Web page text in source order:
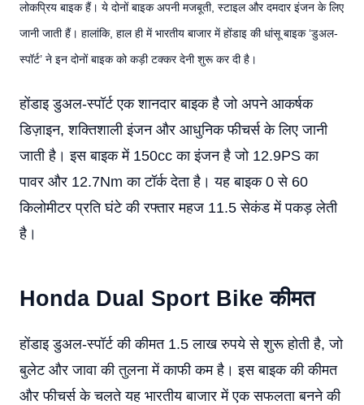
लोकप्रिय बाइक हैं। ये दोनों बाइक अपनी मजबूती, स्टाइल और दमदार इंजन के लिए
जानी जाती हैं। हालांकि, हाल ही में भारतीय बाजार में होंडाइ की धांसू बाइक ‘डुअल-
स्पॉर्ट’ ने इन दोनों बाइक को कड़ी टक्कर देनी शुरू कर दी है।
होंडाइ डुअल-स्पॉर्ट एक शानदार बाइक है जो अपने आकर्षक
डिज़ाइन, शक्तिशाली इंजन और आधुनिक फीचर्स के लिए जानी
जाती है। इस बाइक में 150cc का इंजन है जो 12.9PS का
पावर और 12.7Nm का टॉर्क देता है। यह बाइक 0 से 60
किलोमीटर प्रति घंटे की रफ्तार महज 11.5 सेकंड में पकड़ लेती
है।
Honda Dual Sport Bike कीमत
होंडाइ डुअल-स्पॉर्ट की कीमत 1.5 लाख रुपये से शुरू होती है, जो
बुलेट और जावा की तुलना में काफी कम है। इस बाइक की कीमत
और फीचर्स के चलते यह भारतीय बाजार में एक सफलता बनने की